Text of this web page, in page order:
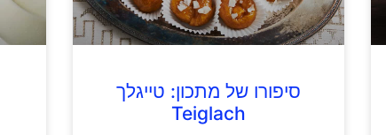
סיפורו של מתכון: טייגלך
Teiglach